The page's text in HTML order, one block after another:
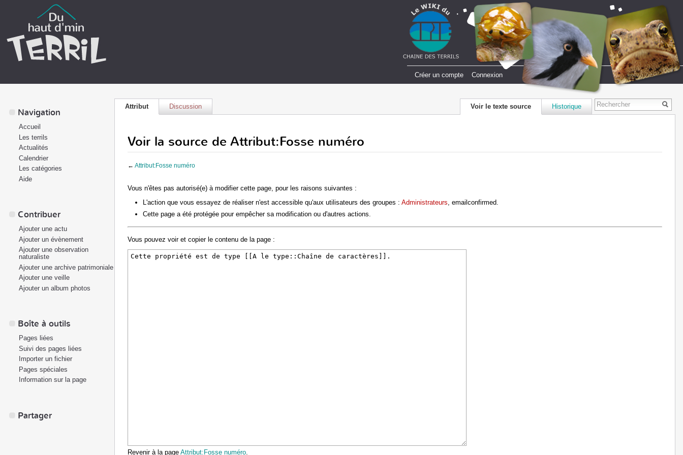
Créer un compte Connexion
Attribut Discussion Voir le texte source Historique
Voir la source de Attribut:Fosse numéro
← Attribut:Fosse numéro
Vous n'êtes pas autorisé(e) à modifier cette page, pour les raisons suivantes :
L'action que vous essayez de réaliser n'est accessible qu'aux utilisateurs des groupes : Administrateurs , emailconfirmed.
Cette page a été protégée pour empêcher sa modification ou d'autres actions.
Vous pouvez voir et copier le contenu de la page :
Revenir à la page Attribut:Fosse numéro
Navigation
Accueil
Les terrils
Actualités
Calendrier
Les catégories
Aide
Contribuer
Ajouter une actu
Ajouter un évènement
Ajouter une observation
naturaliste
Ajouter une archive patrimoniale
Ajouter une veille
Ajouter un album photos
Boîte à outils
Pages liées
Suivi des pages liées
Importer un fichier
Pages spéciales
Information sur la page
Partager